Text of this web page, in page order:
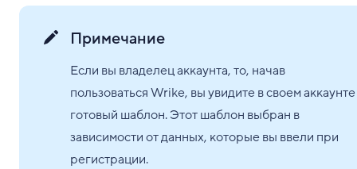
Примечание
Если вы владелец аккаунта, то, начав
пользоваться Wrike, вы увидите в своем аккаунте
готовый шаблон. Этот шаблон выбран в
зависимости от данных, которые вы ввели при
регистрации.